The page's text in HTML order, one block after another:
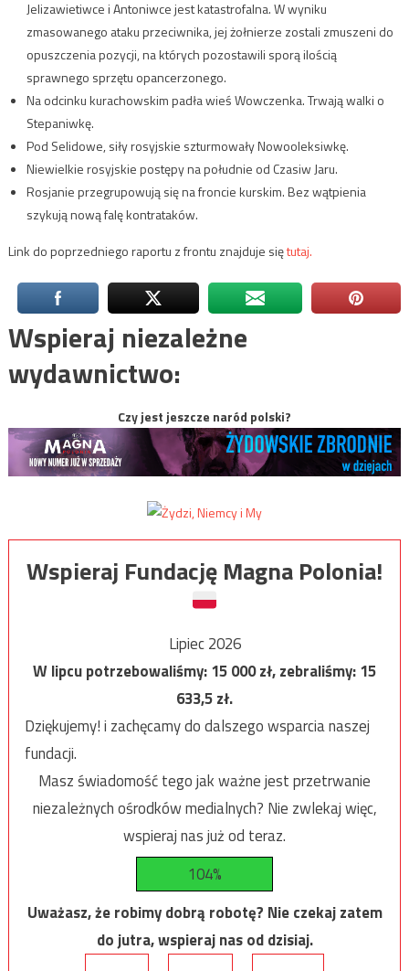
Jelizawietiwce i Antoniwce jest katastrofalna. W wyniku
zmasowanego ataku przeciwnika, jej żołnierze zostali zmuszeni do
opuszczenia pozycji, na których pozostawili sporą ilością
sprawnego sprzętu opancerzonego.
Na odcinku kurachowskim padła wieś Wowczenka. Trwają walki o
Stepaniwkę.
Pod Selidowe, siły rosyjskie szturmowały Nowooleksiwkę.
Niewielkie rosyjskie postępy na południe od Czasiw Jaru.
Rosjanie przegrupowują się na froncie kurskim. Bez wątpienia
szykują nową falę kontrataków.
Link do poprzedniego raportu z frontu znajduje siętutaj.
Wspieraj niezależne
wydawnictwo:
Czy jest jeszcze naród polski?
Wspieraj Fundację Magna Polonia!
Lipiec 2026
W lipcu potrzebowaliśmy:15 000zł, zebraliśmy:15
633,5zł.
Dziękujemy! i zachęcamy do dalszego wsparcia naszej
fundacji.
Masz świadomość tego jak ważne jest przetrwanie
niezależnych ośrodków medialnych? Nie zwlekaj więc,
wspieraj nas już od teraz.
104%
Uważasz, że robimy dobrą robotę? Nie czekaj zatem
do jutra, wspieraj nas od dzisiaj.